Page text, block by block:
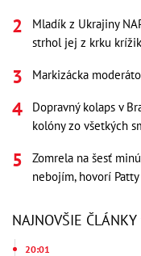
Mladík z Ukrajiny
strhol jej z krku
Markizácka
Dopravný kolaps v
kolóny zo všetkých
Zomrela na šesť
nebojím, hovorí Patty
NAJNOVŠIE ČLÁNKY
20:01